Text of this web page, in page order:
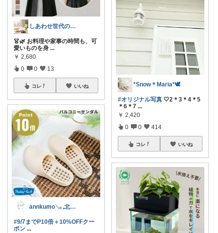
しあわせ世代のおすすめ便
👗🌿 お料理や家事の時間も、可
愛いものを身 ...
￥ 2,680
0 0 13
コレ いいね
annkumo𓂅 𓈒北欧ゆるミニマル
#9/7までP10倍＋10%OFFクー
ポン ...
*Snow＊Maria*🕊️
#オリジナル写真 🤍2＊3＊4＊5
＊6＊7 ...
￥ 2,420
0 0 414
コレ いいね